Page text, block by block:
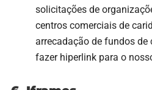
solicitações de
centros comerciais de
arrecadação de fundos de
fazer hiperlink para o